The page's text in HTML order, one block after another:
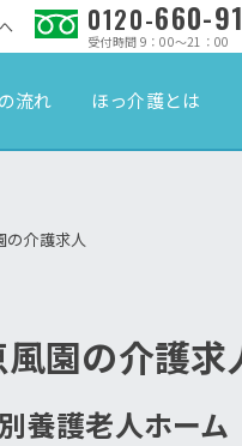
0120-660-
受付時間 9：00～21：00
流れ ほっ介護とは
の介護求人
園の介護
養護老人ホーム